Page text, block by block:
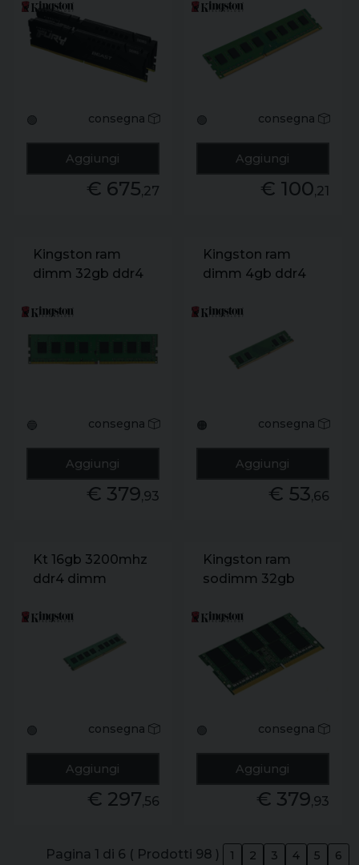
🟢 consegna
Aggiungi
€ 675,27
🟢 consegna
Aggiungi
€ 100,21
Kingston ram
dimm 32gb ddr4
non ecc
unbuffered
🔵 consegna
Aggiungi
€ 379,93
Kingston ram
dimm 4gb ddr4
🟠 consegna
Aggiungi
€ 53,66
Kt 16gb 3200mhz
ddr4 dimm
🟢 consegna
Aggiungi
€ 297,56
Kingston ram
sodimm 32gb
3200mhz cl22
🟢 consegna
Aggiungi
€ 379,93
Pagina 1 di 6 ( Prodotti 98 ) 1 2 3 4 5
6